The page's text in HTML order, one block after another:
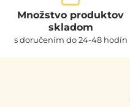
Množstvo produktov
skladom
s doručením do 24-48 hodín